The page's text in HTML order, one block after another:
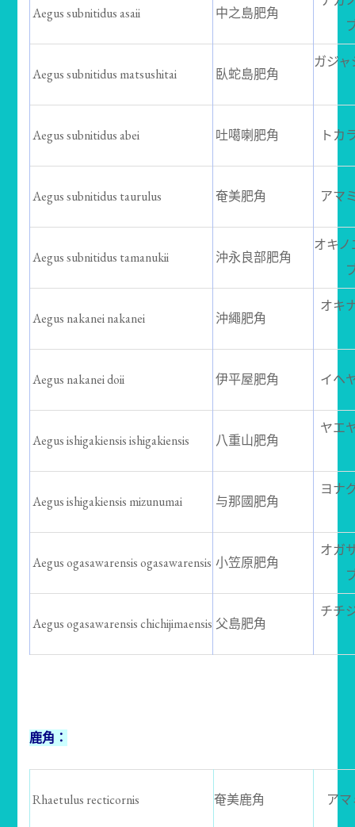
Aegus subnitidus asaii 中之島肥角
Aegus subnitidus matsushitai 臥蛇島肥角
ガジ
Aegus subnitidus abei 吐噶喇肥角 トカ
Aegus subnitidus taurulus 奄美肥角 アマ
Aegus subnitidus tamanukii 沖永良部肥角
オキ
Aegus nakanei nakanei 沖繩肥角
オキ
Aegus nakanei doii 伊平屋肥角 イヘ
Aegus ishigakiensis ishigakiensis 八重山肥角
ヤエ
Aegus ishigakiensis mizunumai 与那國肥角
ヨナ
Aegus ogasawarensis ogasawarensis 小笠原肥角
オガ
Aegus ogasawarensis chichijimaensis 父島肥角
チチ
鹿角：
Rhaetulus recticornis 奄美鹿角 ア